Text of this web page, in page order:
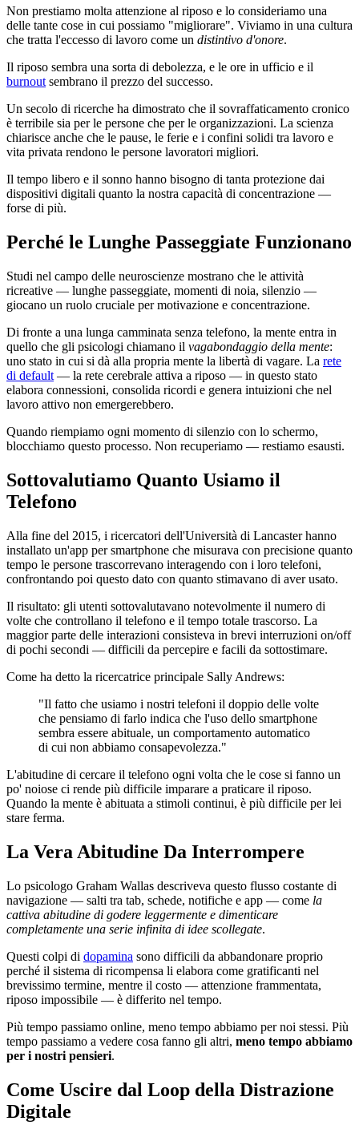
Non prestiamo molta attenzione al riposo e lo consideriamo una
delle tante cose in cui possiamo "migliorare". Viviamo in una cultura
che tratta l'eccesso di lavoro come un distintivo d'onore.
Il riposo sembra una sorta di debolezza, e le ore in ufficio e il
burnoutsembrano il prezzo del successo.
Un secolo di ricerche ha dimostrato che il sovraffaticamento cronico
è terribile sia per le persone che per le organizzazioni. La scienza
chiarisce anche che le pause, le ferie e i confini solidi tra lavoro e
vita privata rendono le persone lavoratori migliori.
Il tempo libero e il sonno hanno bisogno di tanta protezione dai
dispositivi digitali quanto la nostra capacità di concentrazione —
forse di più.
Perché le Lunghe Passeggiate Funzionano
Studi nel campo delle neuroscienze mostrano che le attività
ricreative — lunghe passeggiate, momenti di noia, silenzio —
giocano un ruolo cruciale per motivazione e concentrazione.
Di fronte a una lunga camminata senza telefono, la mente entra in
quello che gli psicologi chiamano il vagabondaggio della mente:
uno stato in cui si dà alla propria mente la libertà di vagare. La rete
di default — la rete cerebrale attiva a riposo — in questo stato
elabora connessioni, consolida ricordi e genera intuizioni che nel
lavoro attivo non emergerebbero.
Quando riempiamo ogni momento di silenzio con lo schermo,
blocchiamo questo processo. Non recuperiamo — restiamo esausti.
Sottovalutiamo Quanto Usiamo il
Telefono
Alla fine del 2015, i ricercatori dell'Università di Lancaster hanno
installato un'app per smartphone che misurava con precisione quanto
tempo le persone trascorrevano interagendo con i loro telefoni,
confrontando poi questo dato con quanto stimavano di aver usato.
Il risultato: gli utenti sottovalutavano notevolmente il numero di
volte che controllano il telefono e il tempo totale trascorso. La
maggior parte delle interazioni consisteva in brevi interruzioni on/off
di pochi secondi — difficili da percepire e facili da sottostimare.
Come ha detto la ricercatrice principale Sally Andrews:
"Il fatto che usiamo i nostri telefoni il doppio delle volte
che pensiamo di farlo indica che l'uso dello smartphone
sembra essere abituale, un comportamento automatico
di cui non abbiamo consapevolezza."
L'abitudine di cercare il telefono ogni volta che le cose si fanno un
po' noiose ci rende più difficile imparare a praticare il riposo.
Quando la mente è abituata a stimoli continui, è più difficile per lei
stare ferma.
La Vera Abitudine Da Interrompere
Lo psicologo Graham Wallas descriveva questo flusso costante di
navigazione — salti tra tab, schede, notifiche e app — come la
cattiva abitudine di godere leggermente e dimenticare
completamente una serie infinita di idee scollegate.
Questi colpi di dopamina sono difficili da abbandonare proprio
perché il sistema di ricompensa li elabora come gratificanti nel
brevissimo termine, mentre il costo — attenzione frammentata,
riposo impossibile — è differito nel tempo.
Più tempo passiamo online, meno tempo abbiamo per noi stessi. Più
tempo passiamo a vedere cosa fanno gli altri, meno tempo abbiamo
per i nostri pensieri.
Come Uscire dal Loop della Distrazione
Digitale